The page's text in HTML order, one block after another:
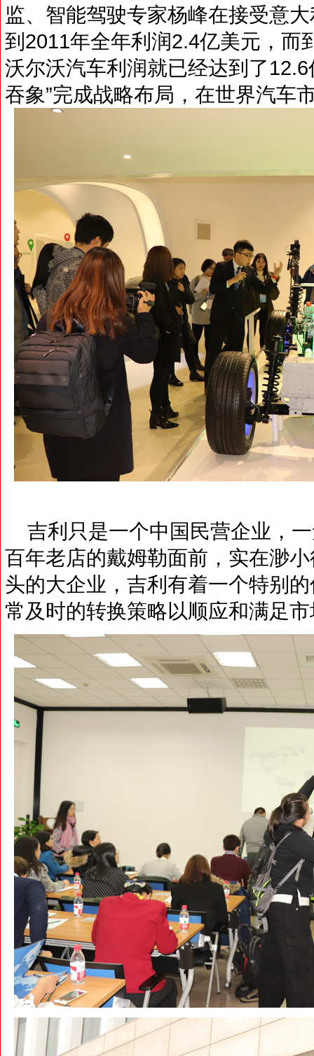
监、智能驾驶专家杨峰在接受意
到2011年全年利润2.4亿美元，而
沃尔沃汽车利润就已经达到了
吞象”完成战略布局，在世界汽车
吉利只是一个中国民营企业，
百年老店的戴姆勒面前，实在渺
头的大企业，吉利有着一个特别
常及时的转换策略以顺应和满足